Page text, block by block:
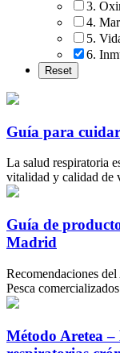
3.
4.
5.
6.
Guía para
La salud respiratoria
vitalidad y calidad de
Guía de
Madrid
Recomendaciones
Pesca
Método Aretea